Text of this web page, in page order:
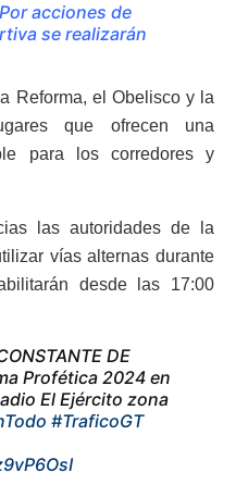
acciones de
se realizarán
Reforma, el Obelisco y la
que ofrecen una
para los corredores y
las autoridades de la
vías alternas durante
desde las 17:00
DE
Profética 2024 en
El Ejército zona
#TraficoGT